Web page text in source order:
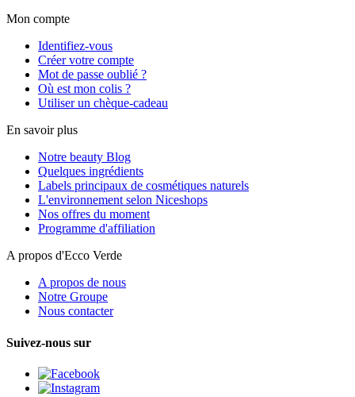
Mon compte
Identifiez-vous
Créer votre compte
Mot de passe oublié ?
Où est mon colis ?
Utiliser un chèque-cadeau
En savoir plus
Notre beauty Blog
Quelques ingrédients
Labels principaux de cosmétiques naturels
L'environnement selon Niceshops
Nos offres du moment
Programme d'affiliation
A propos d'Ecco Verde
A propos de nous
Notre Groupe
Nous contacter
Suivez-nous sur